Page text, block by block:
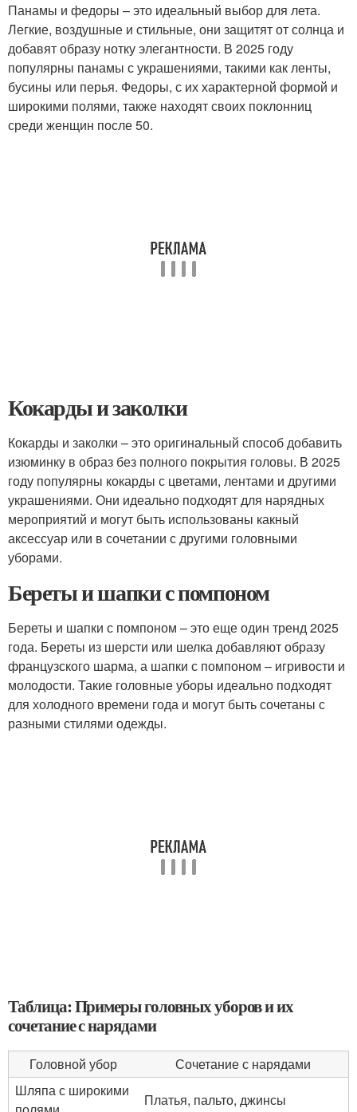
Панамы и федоры – это идеальный выбор для лета.
Легкие, воздушные и стильные, они защитят от солнца и
добавят образу нотку элегантности. В 2025 году
популярны панамы с украшениями, такими как ленты,
бусины или перья. Федоры, с их характерной формой и
широкими полями, также находят своих поклонниц
среди женщин после 50.
Кокарды и заколки
Кокарды и заколки – это оригинальный способ добавить
изюминку в образ без полного покрытия головы. В 2025
году популярны кокарды с цветами, лентами и другими
украшениями. Они идеально подходят для нарядных
мероприятий и могут быть использованы какный
аксессуар или в сочетании с другими головными
уборами.
Береты и шапки с помпоном
Береты и шапки с помпоном – это еще один тренд 2025
года. Береты из шерсти или шелка добавляют образу
французского шарма, а шапки с помпоном – игривости и
молодости. Такие головные уборы идеально подходят
для холодного времени года и могут быть сочетаны с
разными стилями одежды.
Таблица: Примеры головных уборов и их
сочетание с нарядами
Головной убор
Сочетание с нарядами
Шляпа с широкими
Платья, пальто, джинсы